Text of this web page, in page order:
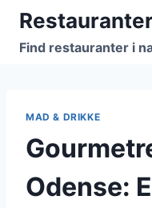
Fortsæt
indhold
Find restauranter i
MAD & DRIKKE
Odense: